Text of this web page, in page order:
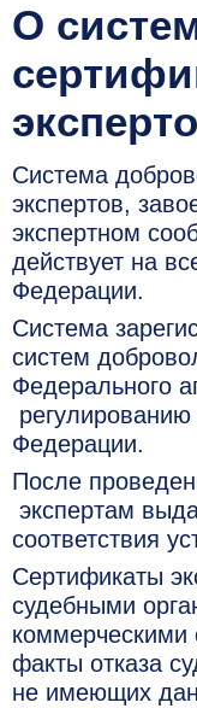
О
Система
экспертов,
экспертном
действует на
Федерации.
Система
систем
Федерального
Федерации.
После
экспертам
соответствия
Сертификаты
судебными
коммерческими
факты отказа
не имеющих